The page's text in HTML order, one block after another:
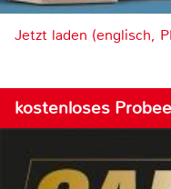
Jetzt laden (englisch,
kostenloses